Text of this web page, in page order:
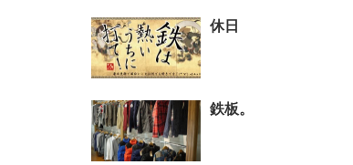
休日
鉄板。